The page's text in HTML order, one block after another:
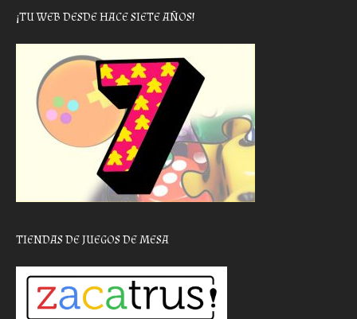
¡TU WEB DESDE HACE SIETE AÑOS!
TIENDAS DE JUEGOS DE MESA